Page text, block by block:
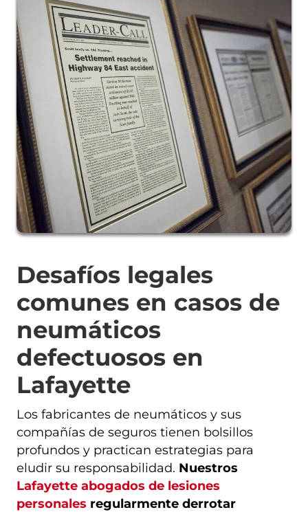
Desafíos legales
comunes en casos de
neumáticos
defectuosos en
Lafayette
Los fabricantes de neumáticos y sus
compañías de seguros tienen bolsillos
profundos y practican estrategias para
eludir su responsabilidad. Nuestros
Lafayette abogados de lesiones
personales regularmente derrotar